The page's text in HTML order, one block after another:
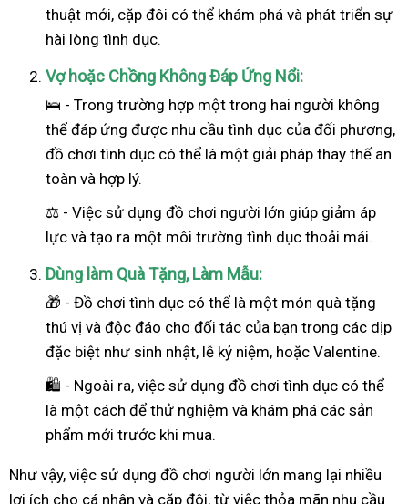
thuật mới, cặp đôi có thể khám phá và phát triển sự
hài lòng tình dục.
Vợ hoặc Chồng Không Đáp Ứng Nổi:
🛌 - Trong trường hợp một trong hai người không
thể đáp ứng được nhu cầu tình dục của đối phương,
đồ chơi tình dục có thể là một giải pháp thay thế an
toàn và hợp lý.
⚖️ - Việc sử dụng đồ chơi người lớn giúp giảm áp
lực và tạo ra một môi trường tình dục thoải mái.
Dùng làm Quà Tặng, Làm Mẫu:
🎁 - Đồ chơi tình dục có thể là một món quà tặng
thú vị và độc đáo cho đối tác của bạn trong các dịp
đặc biệt như sinh nhật, lễ kỷ niệm, hoặc Valentine.
🛍️ - Ngoài ra, việc sử dụng đồ chơi tình dục có thể
là một cách để thử nghiệm và khám phá các sản
phẩm mới trước khi mua.
Như vậy, việc sử dụng đồ chơi người lớn mang lại nhiều
lợi ích cho cá nhân và cặp đôi, từ việc thỏa mãn nhu cầu